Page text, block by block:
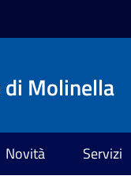
di Molinella
Novità Servizi